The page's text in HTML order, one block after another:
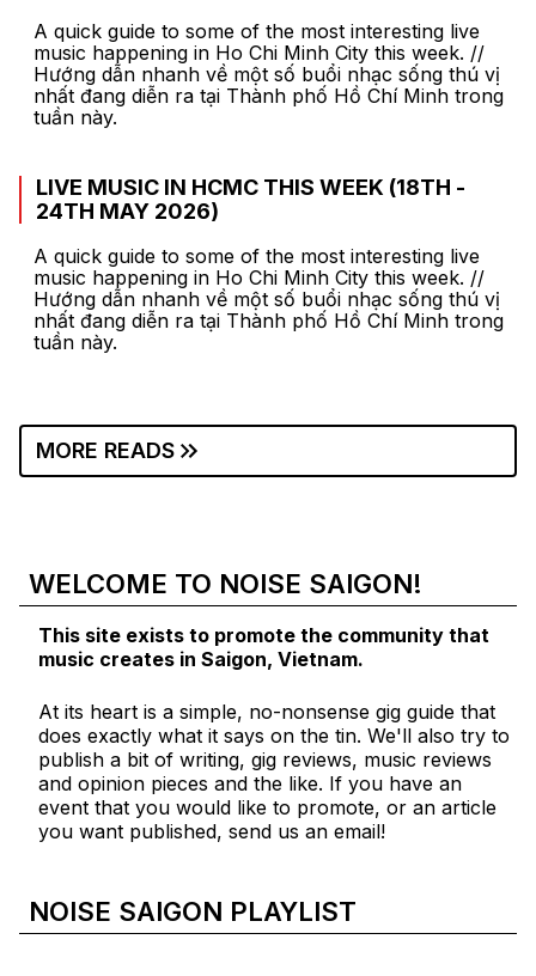
A quick guide to some of the most interesting live
music happening in Ho Chi Minh City this week. //
Hướng dẫn nhanh về một số buổi nhạc sống thú vị
nhất đang diễn ra tại Thành phố Hồ Chí Minh trong
tuần này.
LIVE MUSIC IN HCMC THIS WEEK (18TH -
24TH MAY 2026)
A quick guide to some of the most interesting live
music happening in Ho Chi Minh City this week. //
Hướng dẫn nhanh về một số buổi nhạc sống thú vị
nhất đang diễn ra tại Thành phố Hồ Chí Minh trong
tuần này.
MORE READS
WELCOME TO NOISE SAIGON!
This site exists to promote the community that
music creates in Saigon, Vietnam.
At its heart is a simple, no-nonsense gig guide that
does exactly what it says on the tin. We'll also try to
publish a bit of writing, gig reviews, music reviews
and opinion pieces and the like. If you have an
event that you would like to promote, or an article
you want published, send us an email!
NOISE SAIGON PLAYLIST